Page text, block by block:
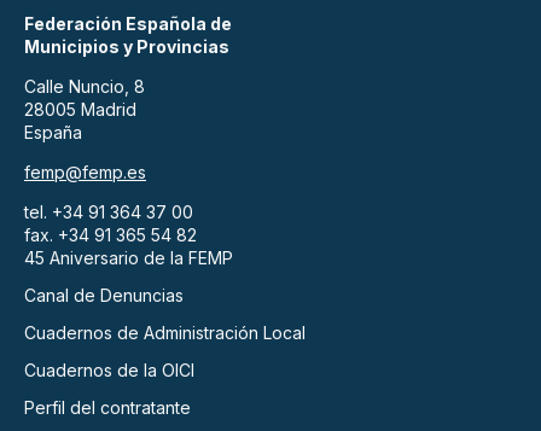
Federación Española de
Municipios y Provincias
Calle Nuncio, 8
28005 Madrid
España
femp@femp.es
tel. +34 91 364 37 00
fax. +34 91 365 54 82
45 Aniversario de la FEMP
Canal de Denuncias
Cuadernos de Administración Local
Cuadernos de la OICI
Perfil del contratante